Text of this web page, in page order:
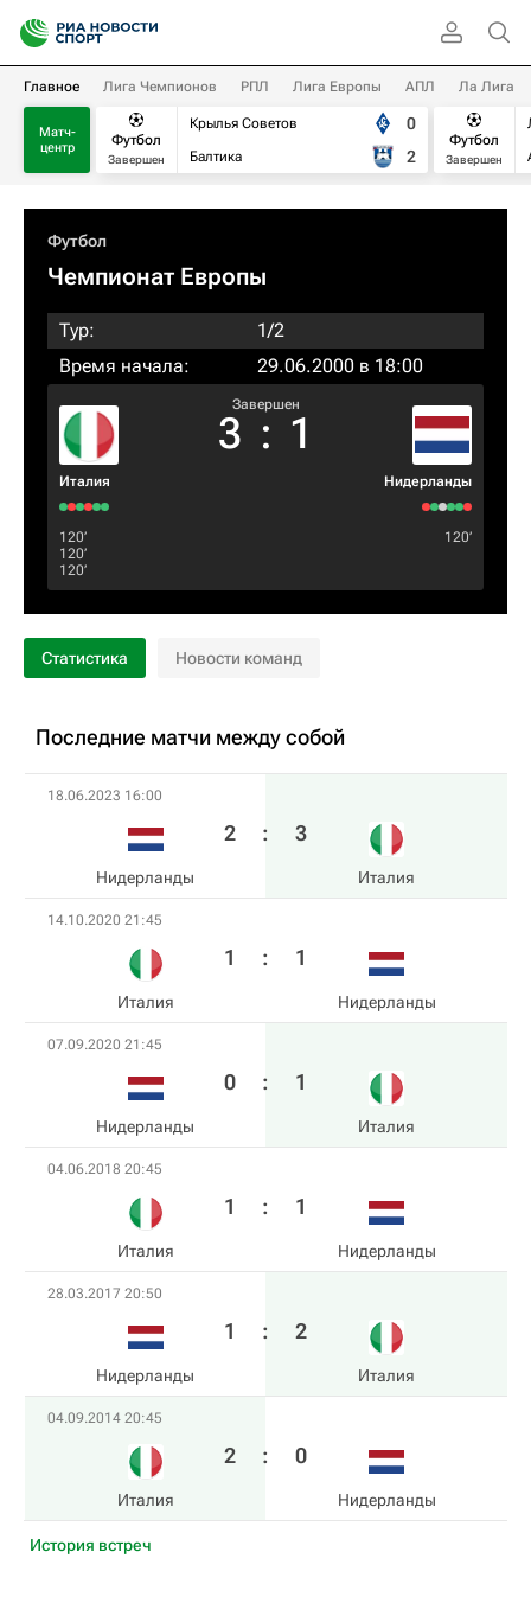
Главное Лига Чемпионов РПЛ Лига Европы АПЛ Ла Лига
Матч-
центр
Футбол
Завершен
Крылья Советов
Балтика
0
2
Футбол
Завершен
Футбол
Чемпионат Европы
Тур:
1/2
Время начала:
29.06.2000 в 18:00
Италия
Завершен
3 : 1
Нидерланды
120‎’‎
120‎’‎
120‎’‎
120‎’‎
Статистика Новости команд
Последние матчи между собой
18.06.2023 16:00
Нидерланды
2 : 3
Италия
14.10.2020 21:45
Италия
1 : 1
Нидерланды
07.09.2020 21:45
Нидерланды
0 : 1
Италия
04.06.2018 20:45
Италия
1 : 1
Нидерланды
28.03.2017 20:50
Нидерланды
1 : 2
Италия
04.09.2014 20:45
Италия
2 : 0
Нидерланды
История встреч